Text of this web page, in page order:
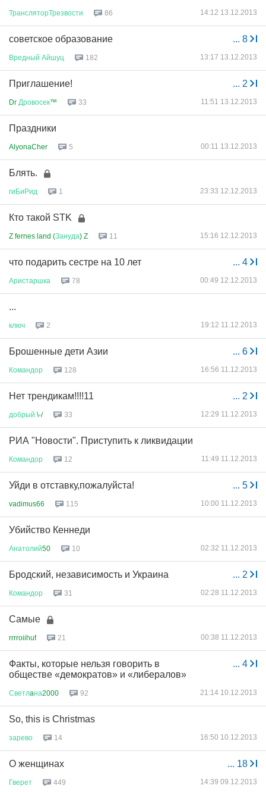
ТрансляторТрезвости 86 14:12 13.12.2013
... 8
советское образование
Вредный Айшуц 182 13:17 13.12.2013
... 2
Приглашение!
Dr Дровосек™ 33 11:51 13.12.2013
Праздники
AlyonaCher 5 00:11 13.12.2013
Блять.
гиБиРид 1 23:33 12.12.2013
Кто такой STK
Z fernes land (Зануда) Z 11 15:16 12.12.2013
... 4
что подарить сестре на 10 лет
Аристаршка 78 00:49 12.12.2013
...
ключ 2 19:12 11.12.2013
... 6
Брошенные дети Азии
Командор 128 16:56 11.12.2013
... 2
Нет трендикам!!!!11
добрый \-/ 33 12:29 11.12.2013
РИА "Новости". Приступить к ликвидации
Командор 12 11:49 11.12.2013
... 5
Уйди в отставку,пожалуйста!
vadimus66 115 10:00 11.12.2013
Убийство Кеннеди
Анатолий50 10 02:32 11.12.2013
... 2
Бродский, независимость и Украина
Командор 31 02:28 11.12.2013
Самые
rrrroiihuf 21 00:38 11.12.2013
... 4
Факты, которые нельзя говорить в
обществе «демократов» и «либералов»
Светлaна2000 92 21:14 10.12.2013
So, this is Christmas
зарево 14 16:50 10.12.2013
... 18
О женщинах
Гверет 449 14:39 09.12.2013